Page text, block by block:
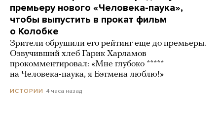
премьеру нового «Человека-паука»,
чтобы выпустить в прокат фильм
о Колобке
Зрители обрушили его рейтинг еще до премьеры.
Озвучивший хлеб Гарик Харламов
прокомментировал: «Мне глубоко *****
на Человека-паука, я Бэтмена люблю!»
ИСТОРИИ 4 часа назад